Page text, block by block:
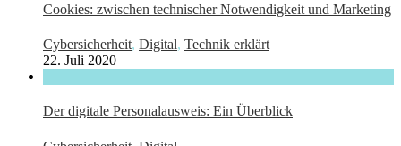
Cookies: zwischen technischer Notwendigkeit und Marketing
Cybersicherheit, Digital, Technik erklärt
22. Juli 2020
Der digitale Personalausweis: Ein Überblick